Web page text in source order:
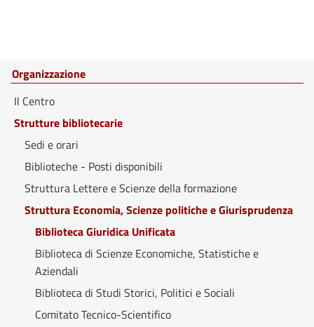
Organizzazione
Il Centro
Strutture bibliotecarie
Sedi e orari
Biblioteche - Posti disponibili
Struttura Lettere e Scienze della formazione
Struttura Economia, Scienze politiche e Giurisprudenza
Biblioteca Giuridica Unificata
Biblioteca di Scienze Economiche, Statistiche e
Aziendali
Biblioteca di Studi Storici, Politici e Sociali
Comitato Tecnico-Scientifico